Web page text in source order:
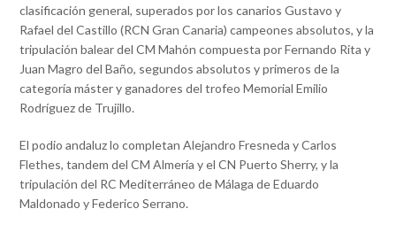
clasificación general, superados por los canarios Gustavo y
Rafael del Castillo (RCN Gran Canaria) campeones absolutos, y la
tripulación balear del CM Mahón compuesta por Fernando Rita y
Juan Magro del Baño, segundos absolutos y primeros de la
categoría máster y ganadores del trofeo Memorial Emilio
Rodríguez de Trujillo.
El podio andaluz lo completan Alejandro Fresneda y Carlos
Flethes, tandem del CM Almería y el CN Puerto Sherry, y la
tripulación del RC Mediterráneo de Málaga de Eduardo
Maldonado y Federico Serrano.